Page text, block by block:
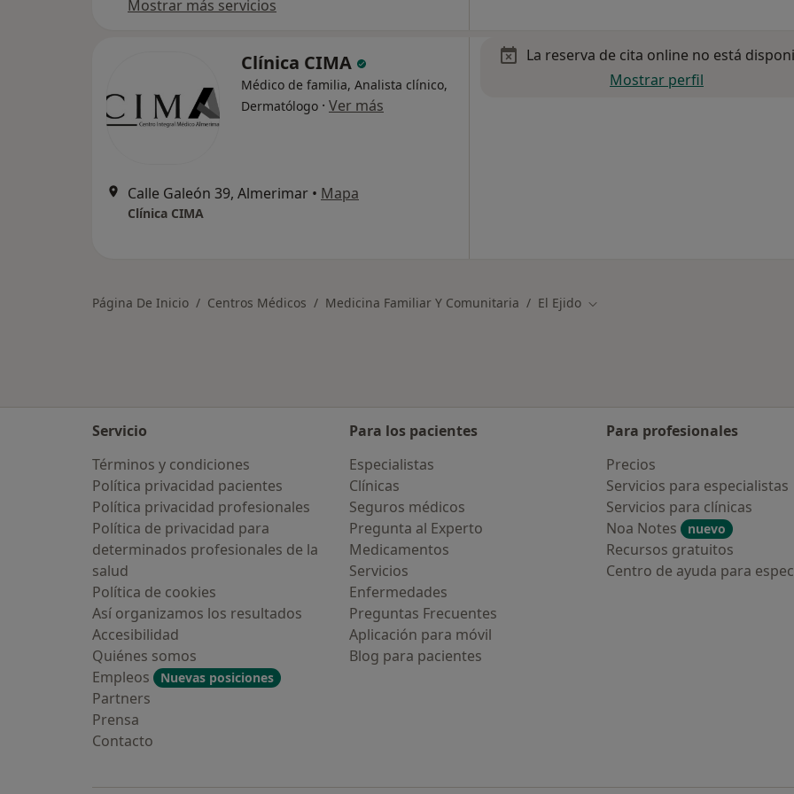
Mostrar más servicios
Clínica CIMA
Médico de familia, Analista clínico,
Dermatólogo · Ver más
Calle Galeón 39, Almerimar • Mapa
Clínica CIMA
La reserva de cita online no está
Mostrar perfil
Página De Inicio Centros Médicos Medicina Familiar Y Comunitaria El Ejido Cambiar de ciudad
Servicio
Términos y condiciones
Política privacidad pacientes
Política privacidad profesionales
Política de privacidad para
determinados profesionales de la
salud
Política de cookies
Así organizamos los resultados
Accesibilidad
Quiénes somos
Empleos
Nuevas posiciones
Partners
Prensa
Contacto
Para los pacientes
Especialistas
Clínicas
Seguros médicos
Pregunta al Experto
Medicamentos
Servicios
Enfermedades
Preguntas Frecuentes
Aplicación para móvil
Blog para pacientes
Para profesionales
Precios
Servicios para especialistas
Servicios para clínicas
Noa Notes
nuevo
Recursos gratuitos
Centro de ayuda para